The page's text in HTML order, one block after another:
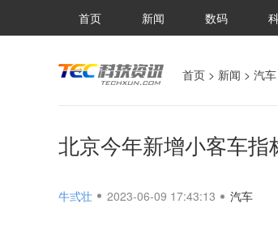
首页 新闻 数码
首页 > 新闻 > 汽车
北京今年新增小客车指
牛弎壮 2023-06-09 17:43:13 汽车